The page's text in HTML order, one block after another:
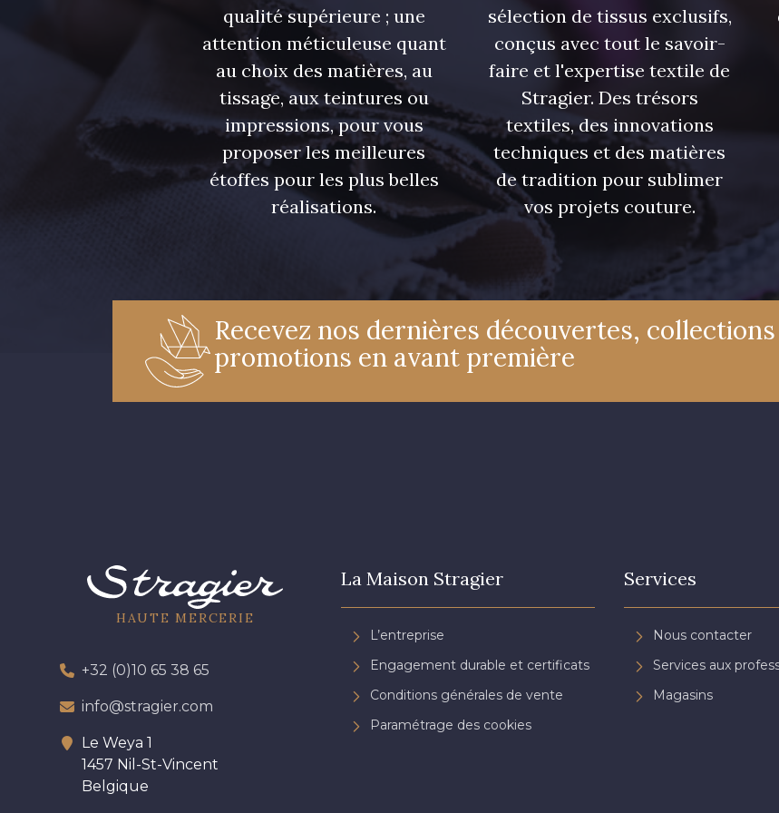
77 - Jaune Citron
76 - Orange bruni 99 - Noir 71 - Lapis 00 - Porcelaine
qualité supérieure ; une
attention méticuleuse quant
au choix des matières, au
tissage, aux teintures ou
impressions, pour vous
proposer les meilleures
étoffes pour les plus belles
réalisations.
sélection de tissus exclusifs,
conçus avec tout le savoir-
faire et l'expertise textile de
Stragier. Des trésors
textiles, des innovations
techniques et des matières
de tradition pour sublimer
vos projets couture.
Recevez nos dernières découvertes,
promotions en avant première
HAUTE MERCERIE
+32 (0)10 65 38 65
info@stragier.com
Le Weya 1
1457 Nil-St-Vincent
Belgique
La Maison Stragier
L’entreprise
Engagement durable et certificats
Conditions générales de vente
Paramétrage des cookies
Services
Nous contacter
Services aux
Magasins